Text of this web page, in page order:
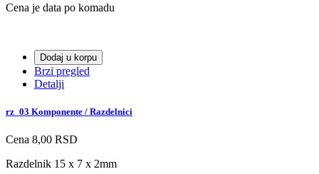
Cena je data po komadu
Dodaj u korpu
Brzi pregled
Detalji
rz_03 Komponente / Razdelnici
Cena 8,00 RSD
Razdelnik 15 x 7 x 2mm